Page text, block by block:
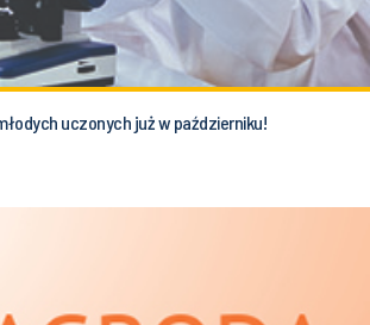
uczonych już w październiku!